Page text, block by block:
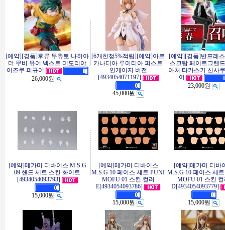
[예약][경품]후류 무츄토 나히아
더 무비 유어 넥스트 미도리야
이즈쿠 피규어
26,000원
[6개한정5%적립][예약]아르
카나디아 루미티아 퍼스트
인게이지 버전
[4934054071197]
45,000원
[예약][경품]반프레
스크탑 페이트그랜
아처 타카스기 신사
어
23,000원
[예약]메가미 디바이스 M.S.G
09 핸드 세트 스킨 화이트
[4934054093793]
15,000원
[예약]메가미 디바이스
M.S.G 10 페이스 세트 PUNI
MOFU 01 스킨 컬러
E[4934054093786]
15,000원
[예약]메가미 디바
M.S.G 10 페이스 세
MOFU 01 스킨
D[4934054093779]
15,000원